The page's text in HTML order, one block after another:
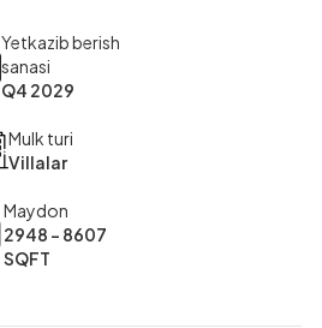
Yetkazib berish
sanasi
Q4 2029
Mulk turi
Villalar
Maydon
2948 - 8607
SQFT